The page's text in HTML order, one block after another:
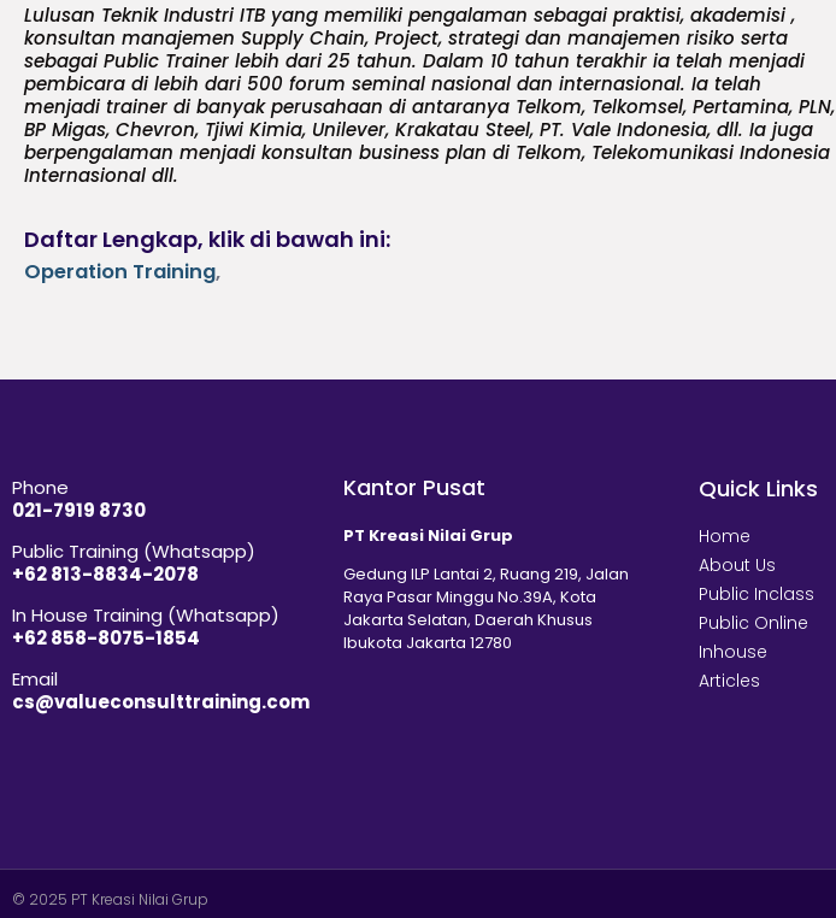
Lulusan Teknik Industri ITB yang memiliki pengalaman sebagai praktisi, akademisi ,
konsultan manajemen Supply Chain, Project, strategi dan manajemen risiko serta
sebagai Public Trainer lebih dari 25 tahun. Dalam 10 tahun terakhir ia telah menjadi
pembicara di lebih dari 500 forum seminal nasional dan internasional. Ia telah
menjadi trainer di banyak perusahaan di antaranya Telkom, Telkomsel, Pertamina, PLN,
BP Migas, Chevron, Tjiwi Kimia, Unilever, Krakatau Steel, PT. Vale Indonesia, dll. Ia juga
berpengalaman menjadi konsultan business plan di Telkom, Telekomunikasi Indonesia
Internasional dll.
Daftar Lengkap, klik di bawah ini:
Operation Training,
Phone
021-7919 8730
Public Training (Whatsapp)
+62 813-8834-2078
In House Training (Whatsapp)
+62 858-8075-1854
Email
cs@valueconsulttraining.com
Kantor Pusat
PT Kreasi Nilai Grup
Gedung ILP Lantai 2, Ruang 219, Jalan
Raya Pasar Minggu No.39A, Kota
Jakarta Selatan, Daerah Khusus
Ibukota Jakarta 12780
Quick Links
Home
About Us
Public Inclass
Public Online
Inhouse
Articles
© 2025 PT Kreasi Nilai Grup